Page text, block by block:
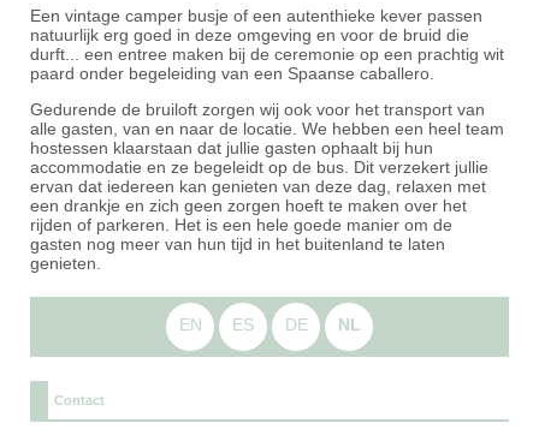
Een vintage camper busje of een autenthieke kever passen
natuurlijk erg goed in deze omgeving en voor de bruid die
durft... een entree maken bij de ceremonie op een prachtig wit
paard onder begeleiding van een Spaanse caballero.
Gedurende de bruiloft zorgen wij ook voor het transport van
alle gasten, van en naar de locatie. We hebben een heel team
hostessen klaarstaan dat jullie gasten ophaalt bij hun
accommodatie en ze begeleidt op de bus. Dit verzekert jullie
ervan dat iedereen kan genieten van deze dag, relaxen met
een drankje en zich geen zorgen hoeft te maken over het
rijden of parkeren. Het is een hele goede manier om de
gasten nog meer van hun tijd in het buitenland te laten
genieten.
EN ES DE NL
Contact